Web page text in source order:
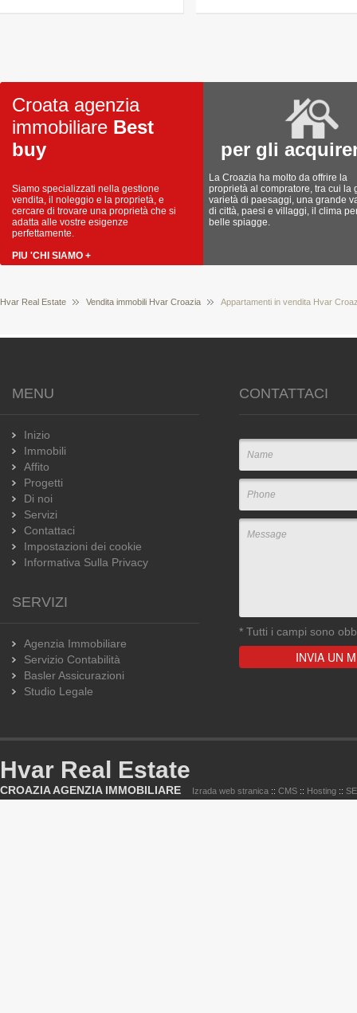
Croata agenzia
immobiliare Best
buy
Siamo specializzati nella gestione
vendita, il noleggio e la proprietà, e
cercare di trovare una proprietà che si
adatta alle vostre esigenze
perfettamente.
PIU 'CHI SIAMO +
per gli
La Croazia ha molto da offrire la
proprietà al compratore, tra cui la
varietà di paesaggi, una grande
di città, paesi e villaggi, il clima
belle spiagge.
Hvar Real Estate Vendita immobili Hvar Croazia Appartamenti in vendita Hvar
MENU
Inizio
Immobili
Affito
Progetti
Di noi
Servizi
Contattaci
Impostazioni dei cookie
Informativa Sulla Privacy
SERVIZI
Agenzia Immobiliare
Servizio Contabilità
Basler Assicurazioni
Studio Legale
CONTATTACI
* Tutti i campi sono
Hvar Real Estate
CROAZIA AGENZIA IMMOBILIARE Izrada web stranica :: CMS :: Hosting ::